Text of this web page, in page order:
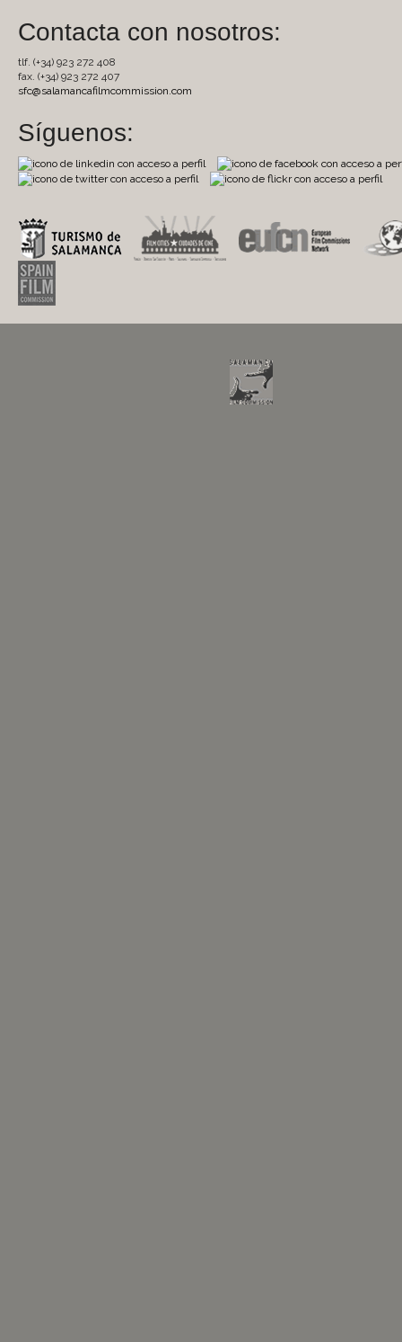
Contacta con nosotros:
tlf. (+34) 923 272 408
fax. (+34) 923 272 407
sfc@salamancafilmcommission.com
Síguenos: